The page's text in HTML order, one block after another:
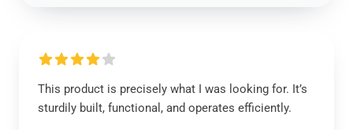
This product is precisely what I was looking for. It’s
sturdily built, functional, and operates efficiently.